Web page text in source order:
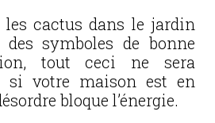
les cactus dans le jardin
symboles de bonne
tout ceci ne sera
si votre maison est en
bloque l’énergie.